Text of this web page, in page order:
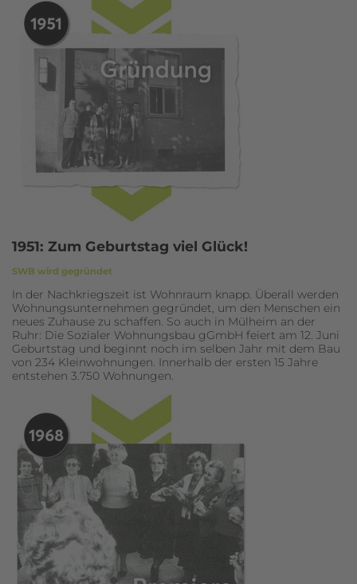
1951: Zum Geburtstag viel Glück!
SWB wird gegründet
In der Nachkriegszeit ist Wohnraum knapp. Überall werden
Wohnungsunternehmen gegründet, um den Menschen ein
neues Zuhause zu schaffen. So auch in Mülheim an der
Ruhr: Die Sozialer Wohnungsbau gGmbH feiert am 12. Juni
Geburtstag und beginnt noch im selben Jahr mit dem Bau
von 234 Kleinwohnungen. Innerhalb der ersten 15 Jahre
entstehen 3.750 Wohnungen.
genommen. Ich stimme zu, dass meine Angaben
und Daten zur Beantwortung meiner Anfrage
elektronisch erhoben und gespeichert werden.